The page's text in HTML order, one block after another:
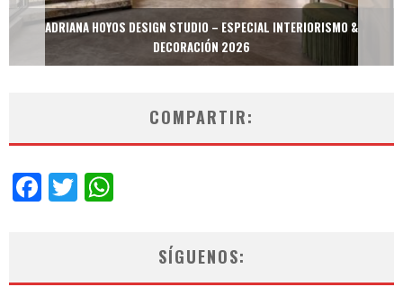
ADRIANA HOYOS DESIGN STUDIO – ESPECIAL INTERIORISMO &
DECORACIÓN 2026
COMPARTIR:
Facebook
Twitter
SÍGUENOS: